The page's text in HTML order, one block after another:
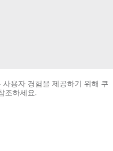
용자 경험을 제공하기 위해 쿠
조하세요.